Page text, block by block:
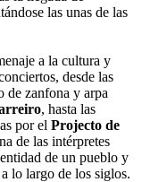
las unas de las
a la cultura y
desde las
de zanfona y arpa
, hasta las
por el Projecto de
de las intérpretes
de un pueblo y
lo largo de los siglos.